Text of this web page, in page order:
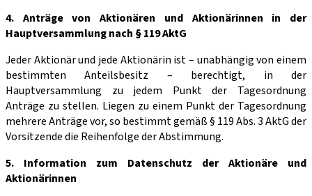
4. Anträge von Aktionären und Aktionärinnen in der
Hauptversammlung nach § 119 AktG
Jeder Aktionär und jede Aktionärin ist – unabhängig von einem
bestimmten Anteilsbesitz – berechtigt, in der
Hauptversammlung zu jedem Punkt der Tagesord­nung
Anträge zu stellen. Liegen zu einem Punkt der Tagesordnung
mehrere Anträge vor, so bestimmt gemäß § 119 Abs. 3 AktG der
Vorsitzende die Reihenfolge der Abstimmung.
5. Information zum Datenschutz der Aktionäre und
Aktionärinnen